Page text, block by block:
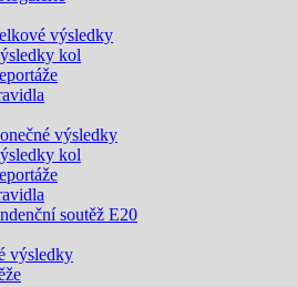
výsledky
kol
výsledky
kol
soutěž E20
výsledky